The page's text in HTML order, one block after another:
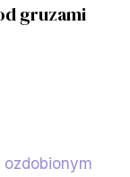
gruzami